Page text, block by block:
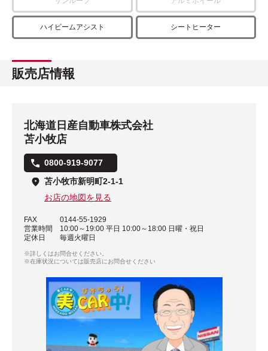
ハイビームアシスト シートヒーター
販売店情報
北海道日産自動車株式会社
苫小牧店
0800-919-9077
苫小牧市新明町2-1-1
お店の地図を見る
FAX
0144-55-1929
営業時間
10:00～19:00 平日 10:00～18:00 日曜・祝日
定休日
毎週火曜日
※詳しくはお問合せください。
※在庫状況については販売店にお問合せください